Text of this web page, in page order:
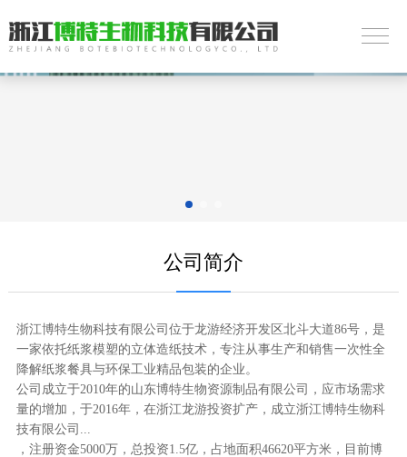
公司简介
浙江博特生物科技有限公司位于龙游经济开发区北斗大道86号，是
一家依托纸浆模塑的立体造纸技术，专注从事生产和销售一次性全
降解纸浆餐具与环保工业精品包装的企业。
公司成立于2010年的山东博特生物资源制品有限公司，应市场需求
量的增加，于2016年，在浙江龙游投资扩产，成立浙江博特生物科
技有限公司...
，注册资金5000万，总投资1.5亿，占地面积46620平方米，目前博